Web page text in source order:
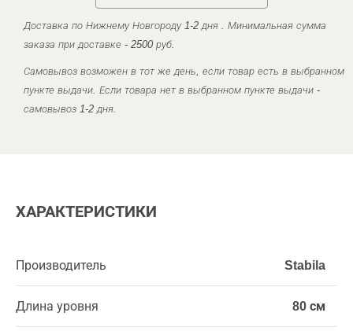
Доставка по Нижнему Новгороду 1-2 дня . Минимальная сумма
заказа при доставке - 2500 руб.
Самовывоз возможен в тот же день, если товар есть в выбранном
пункте выдачи. Если товара нет в выбранном пункте выдачи -
самовывоз 1-2 дня.
ХАРАКТЕРИСТИКИ
Производитель Stabila
Длина уровня 80 см